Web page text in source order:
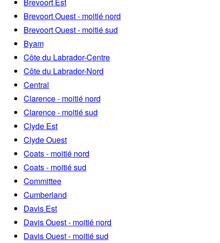
Brevoort Est
Brevoort Ouest - moitié nord
Brevoort Ouest - moitié sud
Byam
Côte du Labrador-Centre
Côte du Labrador-Nord
Central
Clarence - moitié nord
Clarence - moitié sud
Clyde Est
Clyde Ouest
Coats - moitié nord
Coats - moitié sud
Committee
Cumberland
Davis Est
Davis Ouest - moitié nord
Davis Ouest - moitié sud